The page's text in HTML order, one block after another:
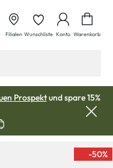
Filialen Wunschliste Konto Warenkorb
Prospektund spare 15%
-50%